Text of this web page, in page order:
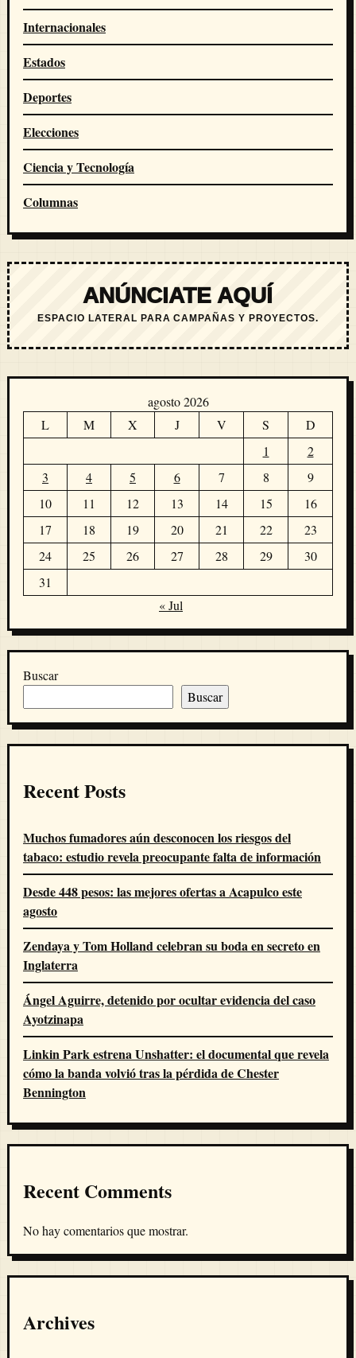
Internacionales
Estados
Deportes
Elecciones
Ciencia y Tecnología
Columnas
ANÚNCIATE AQUÍ
ESPACIO LATERAL PARA CAMPAÑAS Y PROYECTOS.
agosto 2026
L
M X J V S
D
1
2
3
4 5 6 7 8
9
10
11 12 13 14 15
16
17
18 19 20 21 22
23
24
25 26 27 28 29
30
31
« Jul
Buscar
Buscar
Recent Posts
Muchos fumadores aún desconocen los riesgos del
tabaco: estudio revela preocupante falta de información
Desde 448 pesos: las mejores ofertas a Acapulco este
agosto
Zendaya y Tom Holland celebran su boda en secreto en
Inglaterra
Ángel Aguirre, detenido por ocultar evidencia del caso
Ayotzinapa
Linkin Park estrena Unshatter: el documental que revela
cómo la banda volvió tras la pérdida de Chester
Bennington
Recent Comments
No hay comentarios que mostrar.
Archives